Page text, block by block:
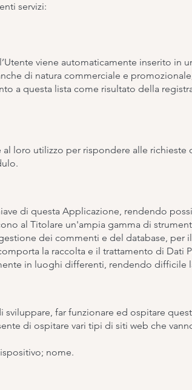
servizi:
viene automaticamente inserito in
di natura commerciale e
a questa lista come risultato della
loro utilizzo per rispondere alle richieste
di questa Applicazione, rendendo
al Titolare un'ampia gamma di
dei commenti e del database, per
la raccolta e il trattamento di Dati
in luoghi differenti, rendendo difficile
far funzionare ed ospitare
di ospitare vari tipi di siti web che
nome.